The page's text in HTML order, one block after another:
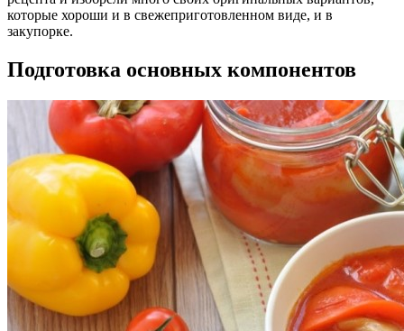
которые хороши и в свежеприготовленном виде, и в
закупорке.
Подготовка основных компонентов